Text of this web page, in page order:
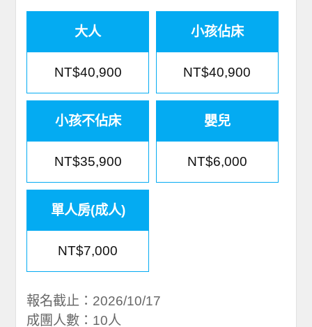
大人
NT$40,900
小孩佔床
NT$40,900
小孩不佔床
NT$35,900
嬰兒
NT$6,000
單人房(成人)
NT$7,000
報名截止：2026/10/17
成團人數：10人